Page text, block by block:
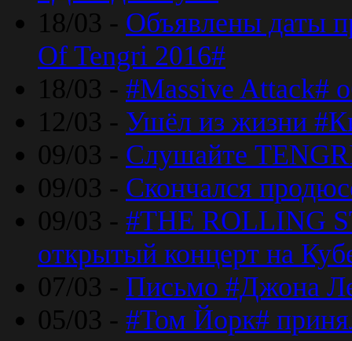
18/03 - Объявлены даты
Of Tengri 2016#
18/03 - #Massive Attack#
12/03 - Ушёл из жизни
09/03 - Слушайте
09/03 - Скончался
09/03 - #THE ROLLING
открытый концерт на
07/03 - Письмо #Джона
05/03 - #Том Йорк#